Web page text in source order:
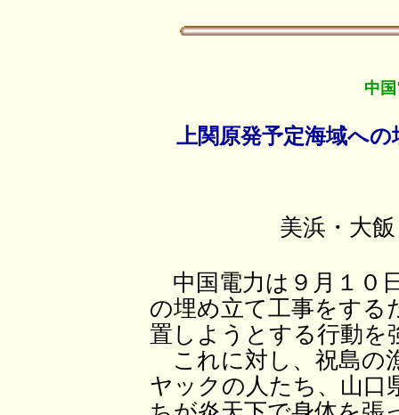
中
上関原発予定海域へ
美浜・大
中国電力は９月１０
の埋め立て工事をする
置しようとする行動を
これに対し、祝島の
ヤックの人たち、山口